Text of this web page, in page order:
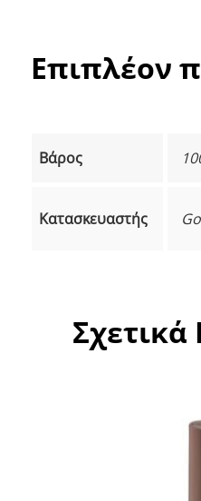
Επιπλέον
Βάρος
Κατασκευαστής
Σχετικά